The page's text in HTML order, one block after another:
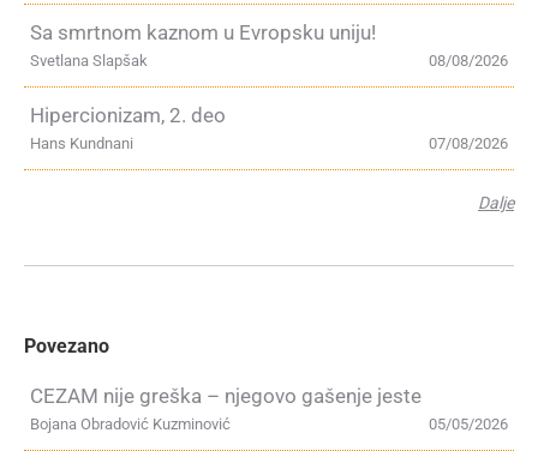
Sa smrtnom kaznom u Evropsku uniju!
08/08/2026
Svetlana Slapšak
Hipercionizam, 2. deo
07/08/2026
Hans Kundnani
Dalje
Povezano
CEZAM nije greška – njegovo gašenje jeste
05/05/2026
Bojana Obradović Kuzminović